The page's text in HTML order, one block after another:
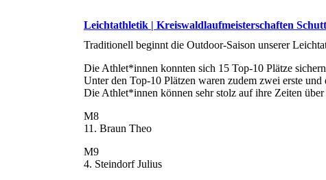
Leichtathletik | Kreiswaldlaufmeisterschaften
Traditionell beginnt die Outdoor-Saison unserer
Die Athlet*innen konnten sich 15 Top-10 Plätze
Unter den Top-10 Plätzen waren zudem zwei erste und
Die Athlet*innen können sehr stolz auf ihre Zeiten
M8
11. Braun Theo
M9
4. Steindorf Julius